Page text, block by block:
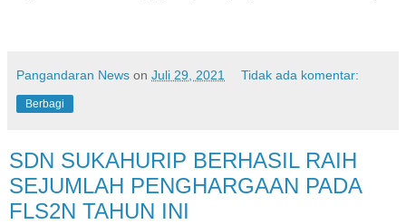
Pangandaran News on Juli 29, 2021 Tidak ada komentar:
Berbagi
SDN SUKAHURIP BERHASIL RAIH
SEJUMLAH PENGHARGAAN PADA
FLS2N TAHUN INI